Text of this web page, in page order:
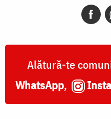
Alătură-te
WhatsApp,